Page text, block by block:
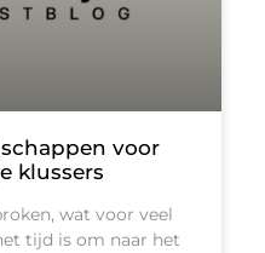
voor
klussers
wat voor veel
tijd is om naar het